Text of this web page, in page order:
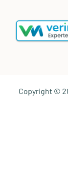
Copyright ©